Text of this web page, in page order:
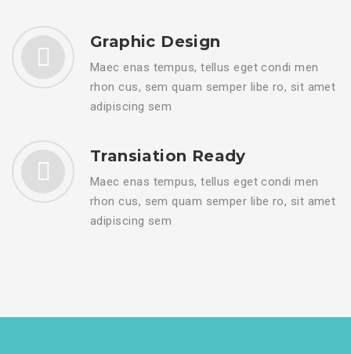
Graphic Design
Maec enas tempus, tellus eget condi men
rhon cus, sem quam semper libe ro, sit amet
adipiscing sem
Transiation Ready
Maec enas tempus, tellus eget condi men
rhon cus, sem quam semper libe ro, sit amet
adipiscing sem